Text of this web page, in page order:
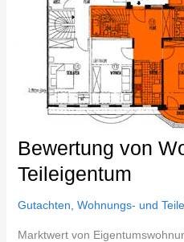
Bewertung von
Teileigentum
Gutachten Wohnungs- und
Marktwert von